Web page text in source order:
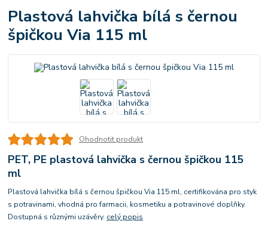
Plastová lahvička bílá s černou
špičkou Via 115 ml
Ohodnotit produkt
PET, PE plastová lahvička s černou špičkou 115
ml
Plastová lahvička bílá s černou špičkou Via 115 ml, certifikována pro styk
s potravinami, vhodná pro farmacii, kosmetiku a potravinové doplňky.
Dostupná s různými uzávěry. celý popis